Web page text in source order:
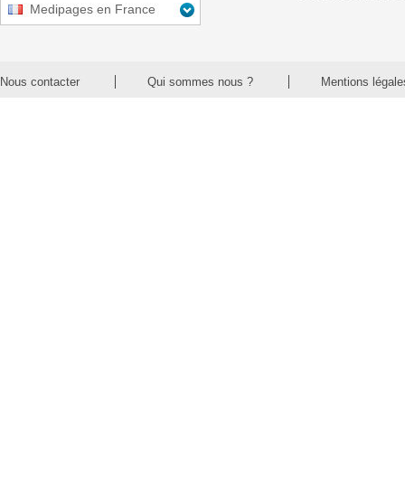
Medipages en France
Nous contacter Qui sommes nous ? Mentions